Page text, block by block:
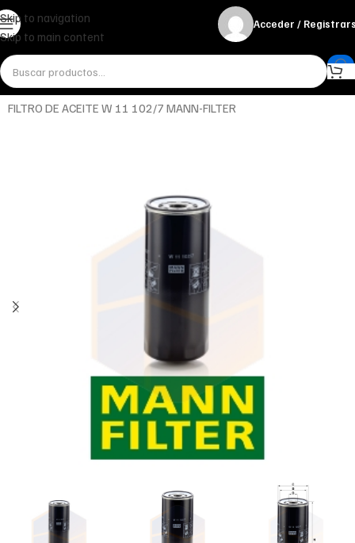
Skip to navigation
Skip to main content
Acceder /
InicioMiscelánea - otrosOtros
FILTRO DE ACEITE W 11 102/7 MANN-FILTER